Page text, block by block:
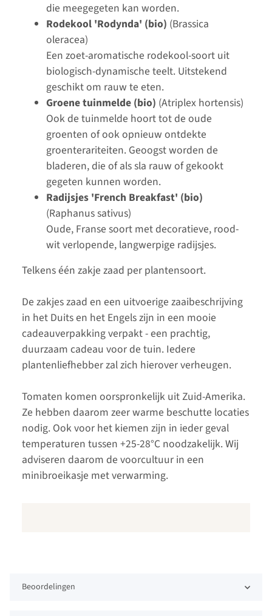
die meegegeten kan worden.
Rodekool 'Rodynda' (bio) (Brassica
oleracea)
Een zoet-aromatische rodekool-soort uit
biologisch-dynamische teelt. Uitstekend
geschikt om rauw te eten.
Groene tuinmelde (bio) (Atriplex hortensis)
Ook de tuinmelde hoort tot de oude
groenten of ook opnieuw ontdekte
groenterariteiten. Geoogst worden de
bladeren, die of als sla rauw of gekookt
gegeten kunnen worden.
Radijsjes 'French Breakfast' (bio)
(Raphanus sativus)
Oude, Franse soort met decoratieve, rood-
wit verlopende, langwerpige radijsjes.
Telkens één zakje zaad per plantensoort.
De zakjes zaad en een uitvoerige zaaibeschrijving
in het Duits en het Engels zijn in een mooie
cadeauverpakking verpakt - een prachtig,
duurzaam cadeau voor de tuin. Iedere
plantenliefhebber zal zich hierover verheugen.
Tomaten komen oorspronkelijk uit Zuid-Amerika.
Ze hebben daarom zeer warme beschutte locaties
nodig. Ook voor het kiemen zijn in ieder geval
temperaturen tussen +25-28°C noodzakelijk. Wij
adviseren daarom de voorcultuur in een
minibroeikasje met verwarming.
Beoordelingen